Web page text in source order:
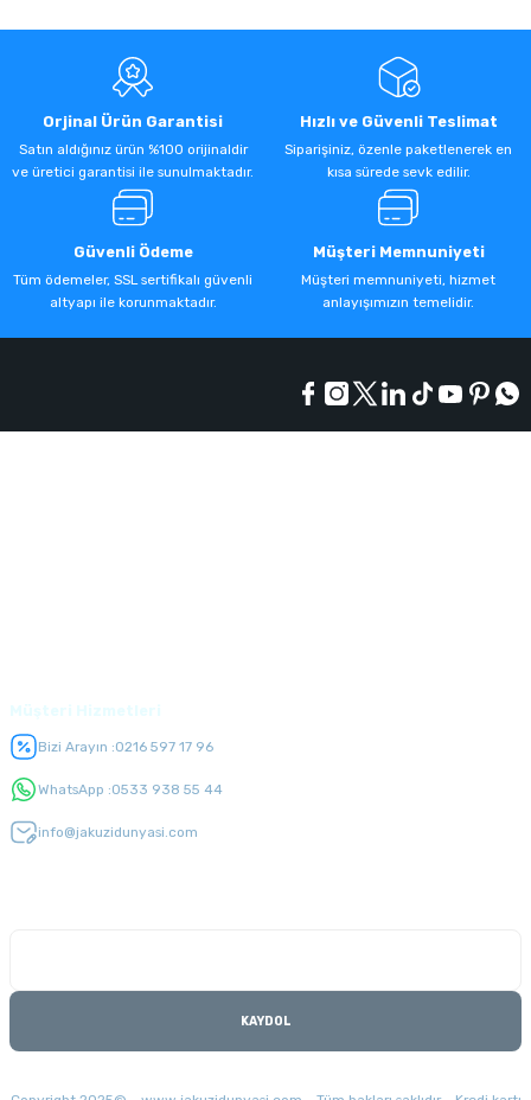
Orjinal Ürün Garantisi
Satın aldığınız ürün %100 orijinaldir
ve üretici garantisi ile sunulmaktadır.
Hızlı ve Güvenli Teslimat
Siparişiniz, özenle paketlenerek en
kısa sürede sevk edilir.
Güvenli Ödeme
Tüm ödemeler, SSL sertifikalı güvenli
altyapı ile korunmaktadır.
Müşteri Memnuniyeti
Müşteri memnuniyeti, hizmet
anlayışımızın temelidir.
Bizi Arayın :0216 597 17 96
WhatsApp :0533 938 55 44
info@jakuzidunyasi.com
KAYDOL